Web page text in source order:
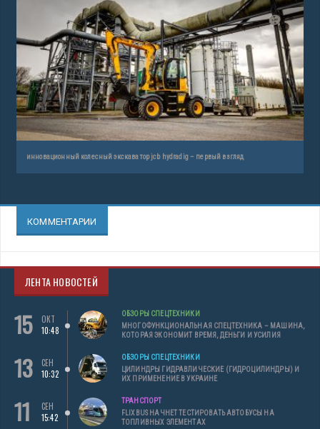
инновационный колесный экскаватор jcb hydradig – первый взгляд
КОММЕНТАРИИ
ЛЕНТА НОВОСТЕЙ
15
ОКТ
10:48
ОБЗОРЫ СПЕЦТЕХНИКИ
МНОГОФУНКЦИОНАЛЬНАЯ СПЕЦТЕХНИКА – МАШИНА,
КОТОРАЯ ЭКОНОМИТ ВРЕМЯ, ДЕНЬГИ И УСИЛИЯ
13
СЕН
10:32
ОБЗОРЫ СПЕЦТЕХНИКИ
ЦИЛИНДРЫ ГИДРАВЛИЧЕСКИЕ (ГИДРОЦИЛИНДРЫ) И
ИХ ПРИМЕНЕНИЕ В УКРАИНЕ
11
СЕН
15:42
ТРАНСПОРТ
FLIXBUS НАЧНЕТ ТЕСТИРОВАТЬ АВТОБУСЫ НА
ТОПЛИВНЫХ ЭЛЕМЕНТАХ